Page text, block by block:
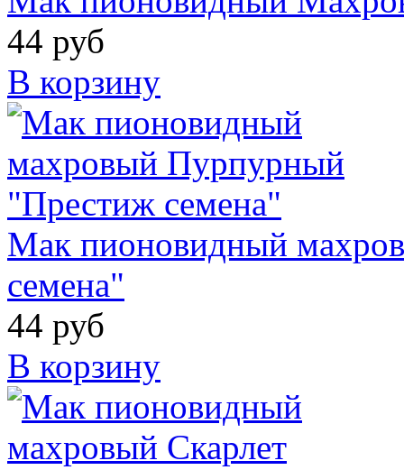
44 руб
В корзину
Мак пионовидный
семена"
44 руб
В корзину